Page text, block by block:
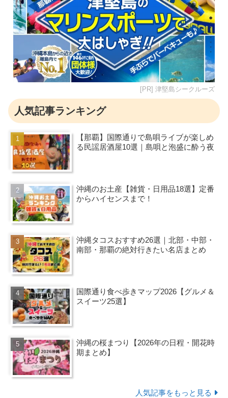
[PR] 津堅島シークルーズ
人気記事ランキング
【那覇】国際通りで島唄ライブが楽しめ
る民謡居酒屋10選｜島唄と泡盛に酔う夜
沖縄のお土産【雑貨・日用品18選】定番
からハイセンスまで！
沖縄タコスおすすめ26選｜北部・中部・
南部・那覇の絶対行きたい名店まとめ
国際通り食べ歩きマップ2026【グルメ＆
スイーツ25選】
沖縄の桜まつり【2026年の日程・開花時
期まとめ】
人気記事をもっと見る